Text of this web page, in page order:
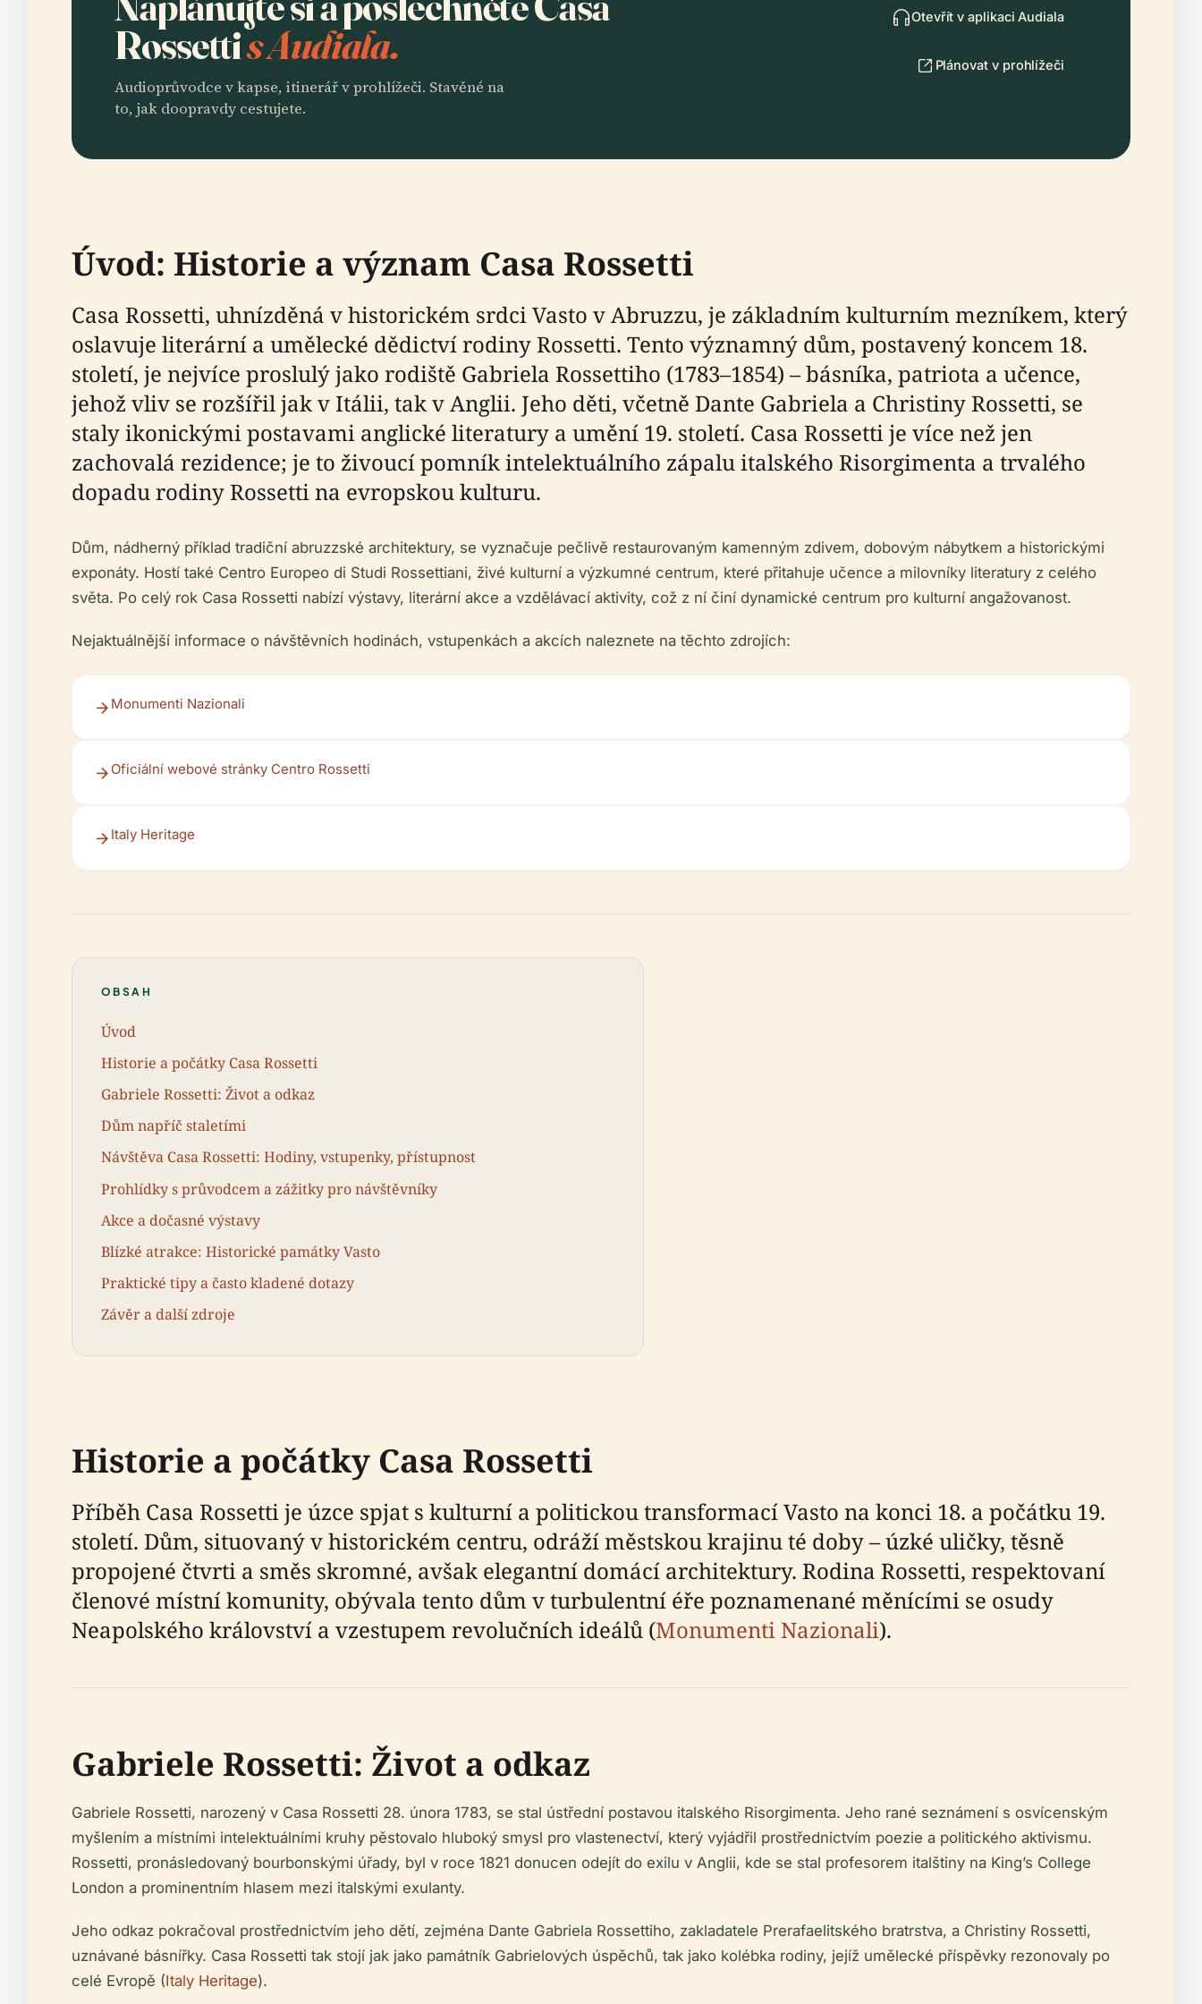
Rossettis Audiala.
Audioprůvodce v kapse, itinerář v prohlížeči. Stavěné na
to, jak doopravdy cestujete.
Otevřít v aplikaci Audiala
Plánovat v prohlížeči
Úvod: Historie a význam Casa Rossetti
Casa Rossetti, uhnízděná v historickém srdci Vasto v Abruzzu, je základním kulturním mezníkem, který
oslavuje literární a umělecké dědictví rodiny Rossetti. Tento významný dům, postavený koncem 18.
století, je nejvíce proslulý jako rodiště Gabriela Rossettiho (1783–1854) – básníka, patriota a učence,
jehož vliv se rozšířil jak v Itálii, tak v Anglii. Jeho děti, včetně Dante Gabriela a Christiny Rossetti, se
staly ikonickými postavami anglické literatury a umění 19. století. Casa Rossetti je více než jen
zachovalá rezidence; je to živoucí pomník intelektuálního zápalu italského Risorgimenta a trvalého
dopadu rodiny Rossetti na evropskou kulturu.
Dům, nádherný příklad tradiční abruzzské architektury, se vyznačuje pečlivě restaurovaným kamenným zdivem, dobovým nábytkem a historickými
exponáty. Hostí také Centro Europeo di Studi Rossettiani, živé kulturní a výzkumné centrum, které přitahuje učence a milovníky literatury z celého
světa. Po celý rok Casa Rossetti nabízí výstavy, literární akce a vzdělávací aktivity, což z ní činí dynamické centrum pro kulturní angažovanost.
Nejaktuálnější informace o návštěvních hodinách, vstupenkách a akcích naleznete na těchto zdrojích:
Monumenti Nazionali
Oficiální webové stránky Centro Rossetti
Italy Heritage
OBSAH
Úvod
Historie a počátky Casa Rossetti
Gabriele Rossetti: Život a odkaz
Dům napříč staletími
Návštěva Casa Rossetti: Hodiny, vstupenky, přístupnost
Prohlídky s průvodcem a zážitky pro návštěvníky
Akce a dočasné výstavy
Blízké atrakce: Historické památky Vasto
Praktické tipy a často kladené dotazy
Závěr a další zdroje
Historie a počátky Casa Rossetti
Příběh Casa Rossetti je úzce spjat s kulturní a politickou transformací Vasto na konci 18. a počátku 19.
století. Dům, situovaný v historickém centru, odráží městskou krajinu té doby – úzké uličky, těsně
propojené čtvrti a směs skromné, avšak elegantní domácí architektury. Rodina Rossetti, respektovaní
členové místní komunity, obývala tento dům v turbulentní éře poznamenané měnícími se osudy
Neapolského království a vzestupem revolučních ideálů (Monumenti Nazionali).
Gabriele Rossetti: Život a odkaz
Gabriele Rossetti, narozený v Casa Rossetti 28. února 1783, se stal ústřední postavou italského Risorgimenta. Jeho rané seznámení s osvícenským
myšlením a místními intelektuálními kruhy pěstovalo hluboký smysl pro vlastenectví, který vyjádřil prostřednictvím poezie a politického aktivismu.
Rossetti, pronásledovaný bourbonskými úřady, byl v roce 1821 donucen odejít do exilu v Anglii, kde se stal profesorem italštiny na King’s College
London a prominentním hlasem mezi italskými exulanty.
Jeho odkaz pokračoval prostřednictvím jeho dětí, zejména Dante Gabriela Rossettiho, zakladatele Prerafaelitského bratrstva, a Christiny Rossetti,
uznávané básnířky. Casa Rossetti tak stojí jak jako památník Gabrielových úspěchů, tak jako kolébka rodiny, jejíž umělecké příspěvky rezonovaly po
celé Evropě (Italy Heritage).